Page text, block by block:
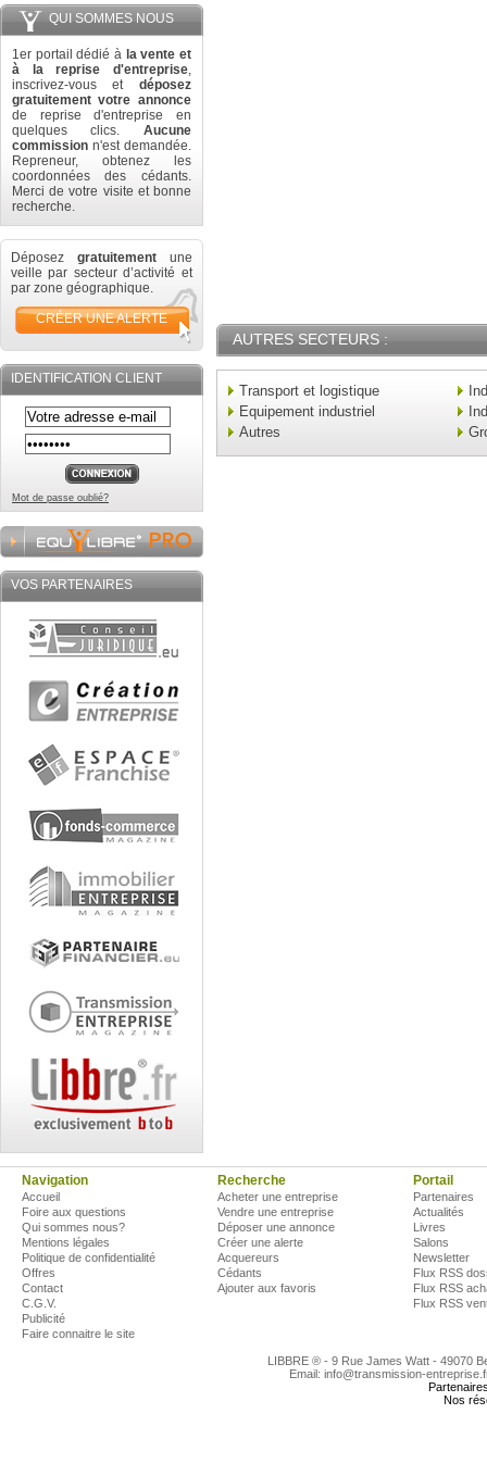
QUI SOMMES NOUS
1er portail dédié à la vente et
à la reprise d'entreprise,
inscrivez-vous et déposez
gratuitement votre annonce
de reprise d'entreprise en
quelques clics. Aucune
commission n'est demandée.
Repreneur, obtenez les
coordonnées des cédants.
Merci de votre visite et bonne
recherche.
Déposez gratuitement une
veille par secteur d’activité et
par zone géographique.
CRÉER UNE ALERTE
IDENTIFICATION CLIENT
Mot de passe oublié?
VOS PARTENAIRES
AUTRES SECTEURS :
Transport et logistique
Equipement industriel
Autres
Navigation
Accueil
Foire aux questions
Qui sommes nous?
Mentions légales
Politique de confidentialité
Offres
Contact
C.G.V.
Publicité
Faire connaitre le site
Recherche
Acheter une entreprise
Vendre une entreprise
Déposer une annonce
Créer une alerte
Acquereurs
Cédants
Ajouter aux favoris
Portail
Partenaires
Actualités
Livres
Salons
Newsletter
Flux RSS
Flux RSS
Flux RSS
LIBBRE ® - 9 Rue James Watt - 49070
Email: info@transmission-
Nos